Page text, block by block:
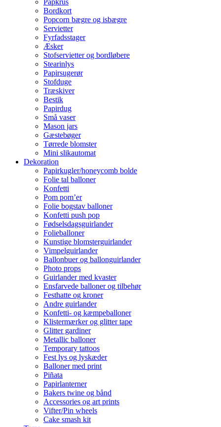
Papkrus
Bordkort
Popcorn bægre og isbægre
Servietter
Fyrfadsstager
Æsker
Stofservietter og bordløbere
Stearinlys
Papirsugerør
Stofduge
Træskiver
Bestik
Papirdug
Små vaser
Mason jars
Gæstebøger
Tørrede blomster
Mini slikautomat
Dekoration
Papirkugler/honeycomb bolde
Folie tal balloner
Konfetti
Pom pom’er
Folie bogstav balloner
Konfetti push pop
Fødselsdagsguirlander
Folieballoner
Kunstige blomsterguirlander
Vimpelguirlander
Ballonbuer og ballonguirlander
Photo props
Guirlander med kvaster
Ensfarvede balloner og tilbehør
Festhatte og kroner
Andre guirlander
Konfetti- og kæmpeballoner
Klistermærker og glitter tape
Glitter gardiner
Metallic balloner
Temporary tattoos
Fest lys og lyskæder
Balloner med print
Piñata
Papirlanterner
Bakers twine og bånd
Accessories og art prints
Vifter/Pin wheels
Cake smash kit